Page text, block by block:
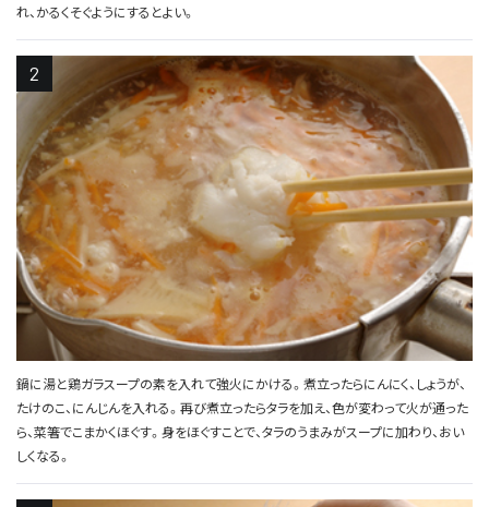
れ、かるくそぐようにするとよい。
鍋に湯と鶏ガラスープの素を入れて強火にかける。煮立ったらにんにく、しょうが、
たけのこ、にんじんを入れる。再び煮立ったらタラを加え、色が変わって火が通った
ら、菜箸でこまかくほぐす。身をほぐすことで、タラのうまみがスープに加わり、おい
しくなる。